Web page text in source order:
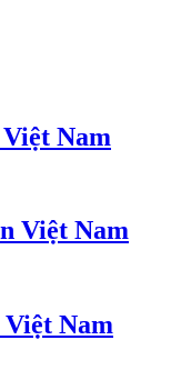
Nam
Việt Nam
Nam